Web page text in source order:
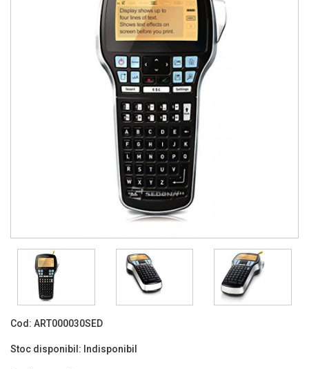
Cod: ART000030SED
Stoc disponibil: Indisponibil